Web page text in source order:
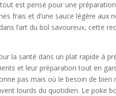
est pensé pour une
frais et d’une sauce légère aux
l’art du bol savoureux, cette
la santé dans un plat rapide à
et leur préparation tout en
pas mais où le besoin de
lourds du quotidien. Le poke